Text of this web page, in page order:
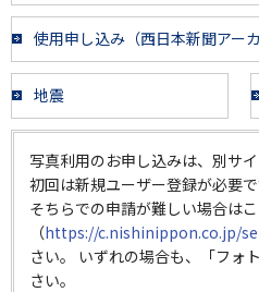
使用申し込み（西日本新聞アーカ
地震
写真利用のお申し込みは、別サ
初回は新規ユーザー登録が必要で
そちらでの申請が難しい場合は
（https://c.nishinippon.co.jp/
さい。 いずれの場合も、「フォ
さい。